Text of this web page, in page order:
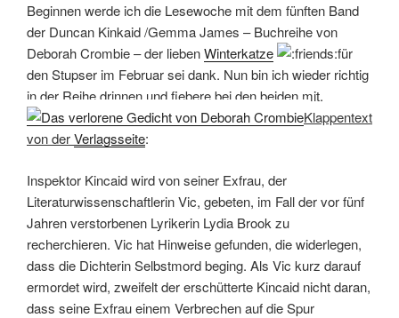
Beginnen werde ich die Lesewoche mit dem fünften Band
der Duncan Kinkaid /Gemma James – Buchreihe von
Deborah Crombie – der liebenWinterkatze
für
den Stupser im Februar sei dank. Nun bin ich wieder richtig
in der Reihe drinnen und fiebere bei den beiden mit.
Klappentext
von derVerlagsseite:
Inspektor Kincaid wird von seiner Exfrau, der
Literaturwissenschaftlerin Vic, gebeten, im Fall der vor fünf
Jahren verstorbenen Lyrikerin Lydia Brook zu
recherchieren. Vic hat Hinweise gefunden, die widerlegen,
dass die Dichterin Selbstmord beging. Als Vic kurz darauf
ermordet wird, zweifelt der erschütterte Kincaid nicht daran,
dass seine Exfrau einem Verbrechen auf die Spur